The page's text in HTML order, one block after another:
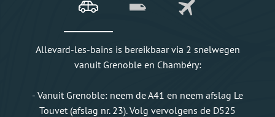
Allevard-les-bains is bereikbaar via 2 snelwegen
vanuit Grenoble en Chambéry:
- Vanuit Grenoble: neem de A41 en neem afslag Le
Touvet (afslag nr. 23). Volg vervolgens de D525